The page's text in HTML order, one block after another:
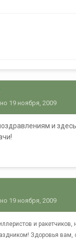
19 ноября, 2009
и
19 ноября, 2009
и
Здоровья вам,